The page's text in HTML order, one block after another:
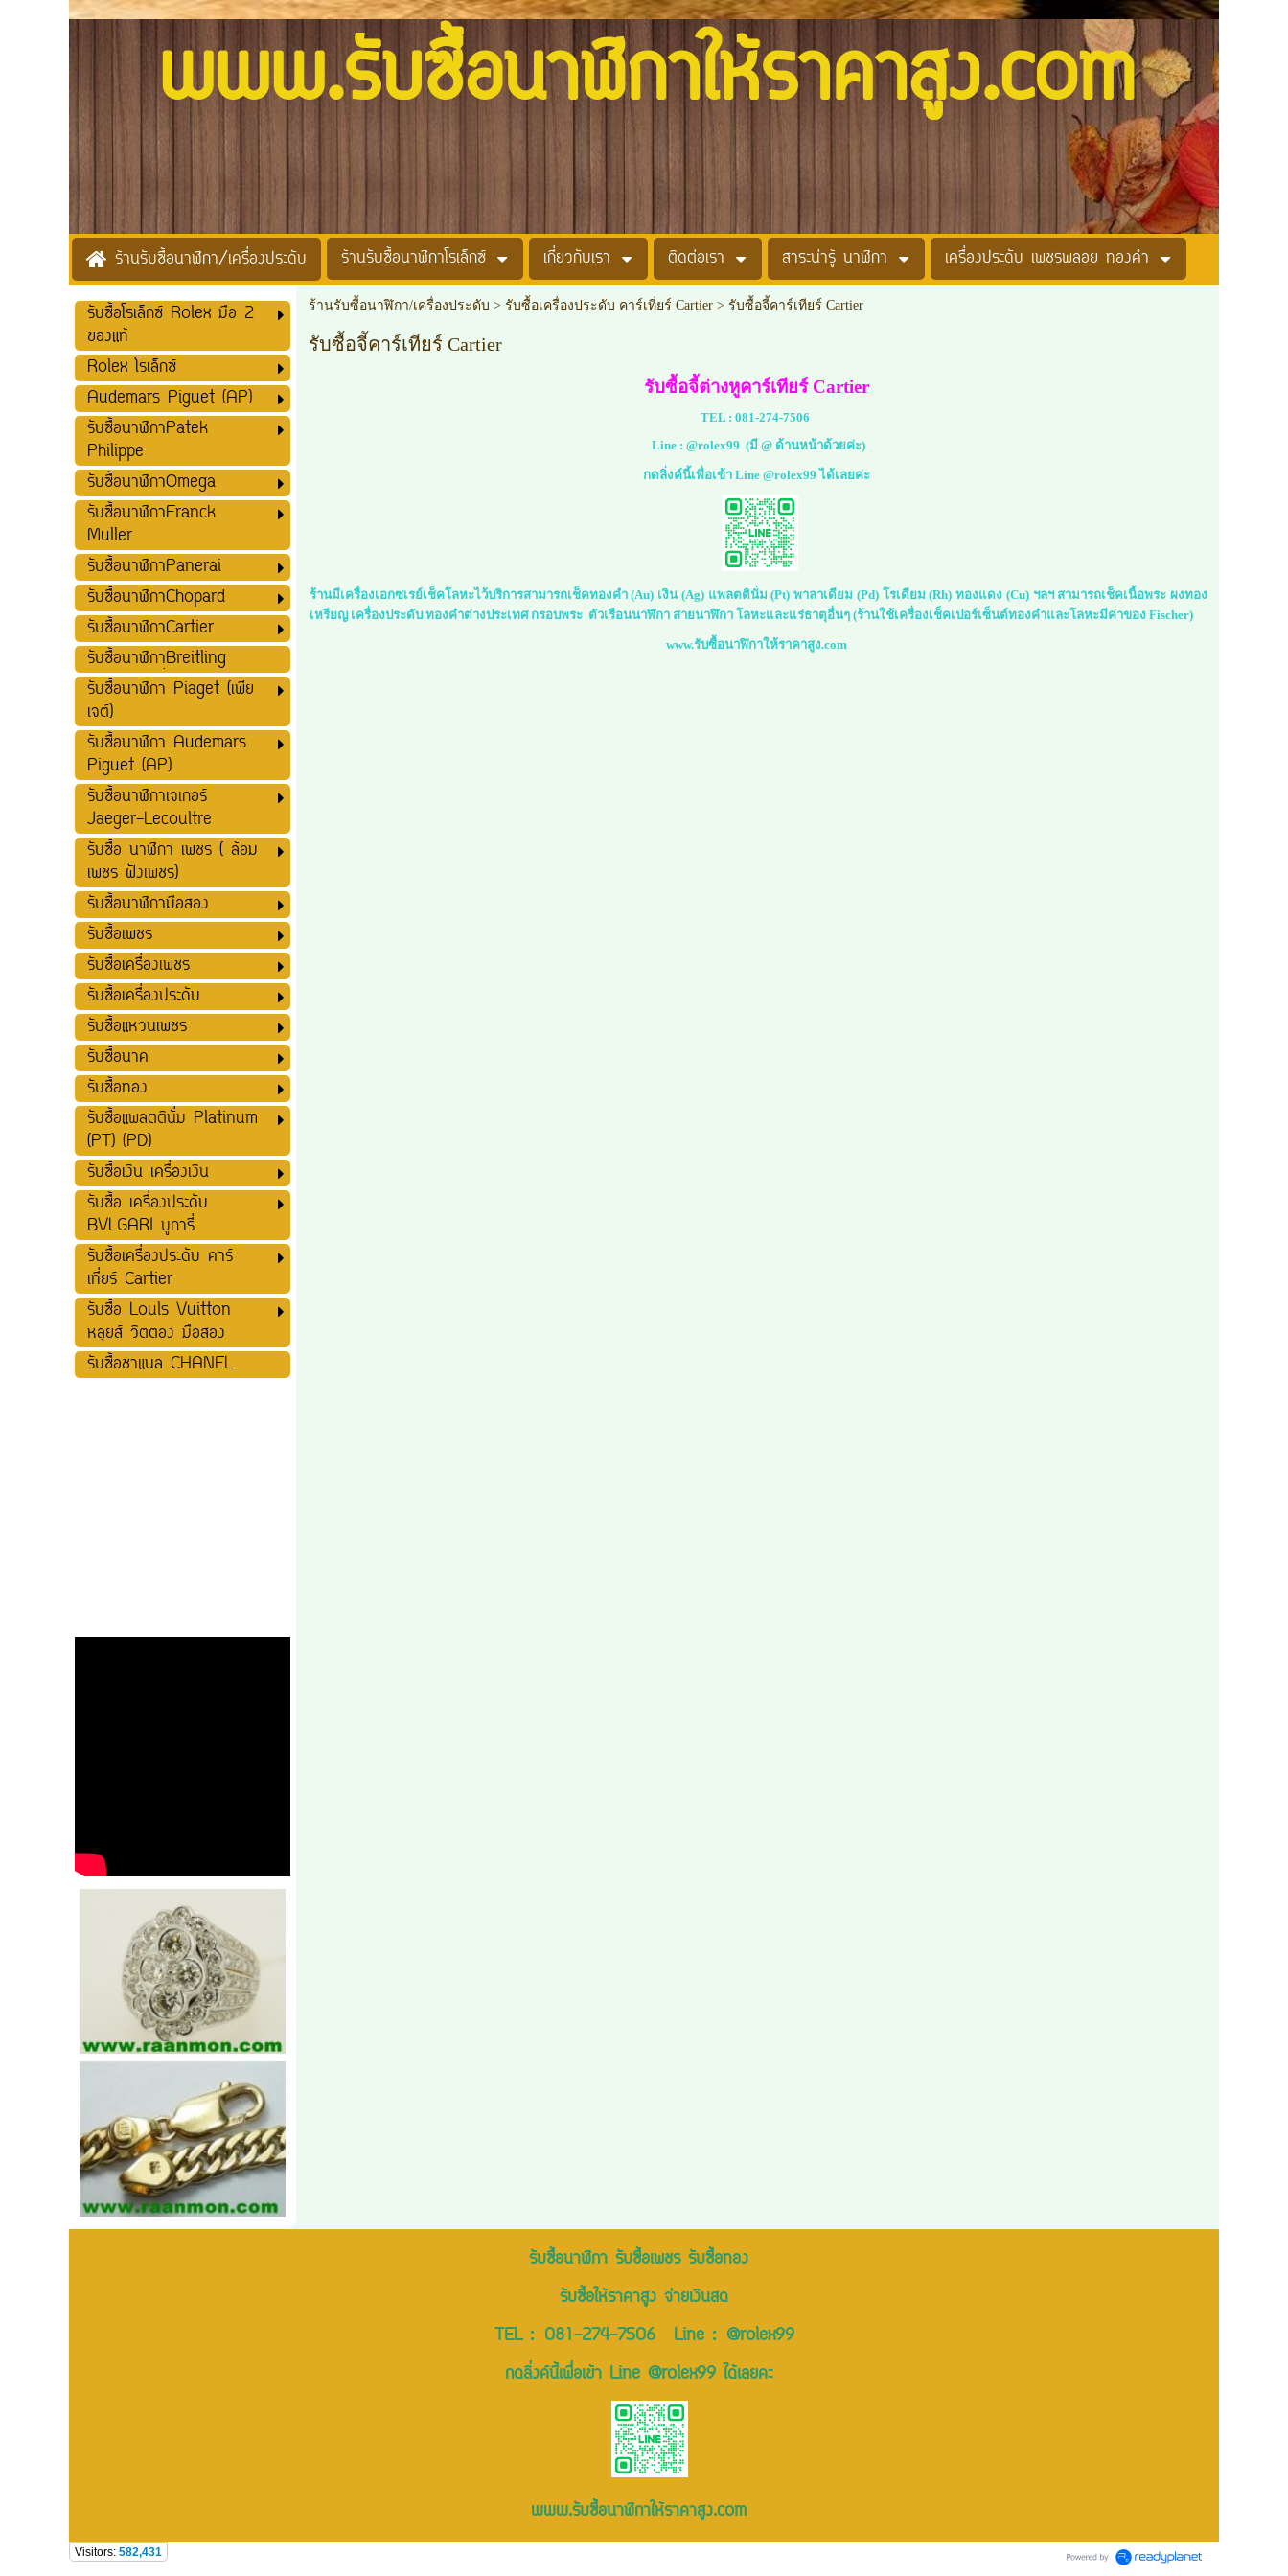
www.รับซื้อนาฬิกาให้ราคาสูง.com
ร้านรับซื้อนาฬิกา/เครื่องประดับ ร้านรับซื้อนาฬิกาโรเล็กซ์ เกี่ยวกับเรา ติดต่อเรา สาระน่ารู้ นาฬิกา เครื่องประดับ เพชรพลอย ทองคำ
รับซื้อโรเล็กซ์ Rolex มือ 2
ของแท้
Rolex โรเล็กซ์
Audemars Piguet (AP)
รับซื้อนาฬิกาPatek
Philippe
รับซื้อนาฬิกาOmega
รับซื้อนาฬิกาFranck
Muller
รับซื้อนาฬิกาPanerai
รับซื้อนาฬิกาChopard
รับซื้อนาฬิกาCartier
รับซื้อนาฬิกาฺฺBreitling
รับซื้อนาฬิกา Piaget (เพีย
เจต์)
รับซื้อนาฬิกา Audemars
Piguet (AP)
รับซื้อนาฬิกาเจเกอร์
Jaeger-Lecoultre
รับซื้อ นาฬิกา เพชร ( ล้อม
เพชร ฝังเพชร)
รับซื้อนาฬิกามือสอง
รับซื้อเพชร
รับซื้อเครื่องเพชร
รับซื้อเครื่องประดับ
รับซื้อแหวนเพชร
รับซื้อนาค
รับซื้อทอง
รับซื้อแพลตตินั่ม Platinum
(PT) (PD)
รับซื้อเงิน เครื่องเงิน
รับซื้อ เครื่องประดับ
BVLGARI บูการี่
รับซื้อเครื่องประดับ คาร์
เที่ยร์ Cartier
รับซื้อ Louls Vuitton
หลุยส์ วิตตอง มือสอง
รับซื้อชาแนล CHANEL
ร้านรับซื้อนาฬิกา/เครื่องประดับ > รับซื้อเครื่องประดับ คาร์เที่ยร์ Cartier> รับซื้อจี้คาร์เทียร์ Cartier
รับซื้อจี้คาร์เทียร์ Cartier
รับซื้อจี้ต่างหูคาร์เทียร์ Cartier
TEL : 081-274-7506
Line : @rolex99 (มี @ ด้านหน้าด้วยค่ะ)
กดลิ่งค์นี้เพื่อเข้า Line @rolex99 ได้เลยค่ะ
ร้านมีเครื่องเอกซเรย์เช็คโลหะไว้บริการสามารถเช็คทองคำ (Au) เงิน (Ag) แพลตตินั่ม (Pt) พาลาเดียม (Pd) โรเดียม (Rh) ทองแดง (Cu) ฯลฯ สามารถเช็คเนื้อพระ ผงทอง
เหรียญ เครื่องประดับ ทองคำต่างประเทศ กรอบพระ ตัวเรือนนาฬิกา สายนาฬิกา โลหะและแร่ธาตุอื่นๆ (ร้านใช้เครื่องเช็คเปอร์เซ็นต์ทองคำและโลหะมีค่าของ Fischer)
www.รับซื้อนาฬิกาให้ราคาสูง.com
รับซื้อนาฬิกา รับซื้อเพชร รับซื้อทอง
รับซื้อให้ราคาสูง จ่ายเงินสด
TEL : 081-274-7506Line : @rolex99
กดลิ่งค์นี้เพื่อเข้า Line @rolex99 ได้เลยคะ
www.รับซื้อนาฬิกาให้ราคาสูง.com
Visitors: 582,431